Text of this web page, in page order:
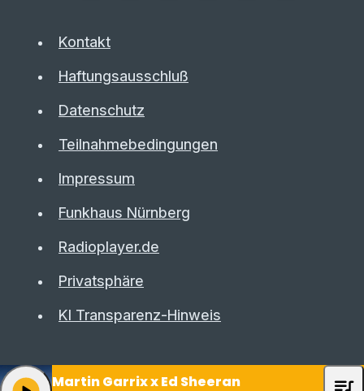
Kontakt
Haftungsausschluß
Datenschutz
Teilnahmebedingungen
Impressum
Funkhaus Nürnberg
Radioplayer.de
Privatsphäre
KI Transparenz-Hinweis
Martin Garrix x Ed Sheeran